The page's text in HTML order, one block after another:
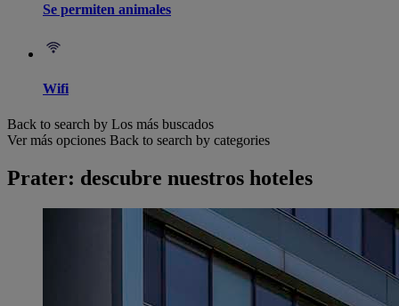
Se permiten animales
Wifi
Back to search by Los más buscados
Ver más opciones Back to search by categories
Prater: descubre nuestros hoteles